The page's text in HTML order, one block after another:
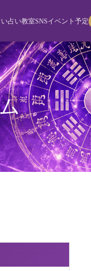
占い教室SNSイベント予定